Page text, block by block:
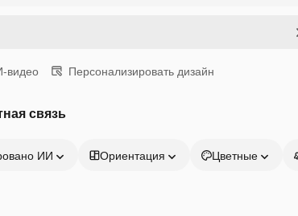
видео Персонализировать дизайн
связь
ИИ Ориентация Цветные